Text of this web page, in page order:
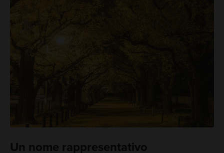
Un nome rappresentativo